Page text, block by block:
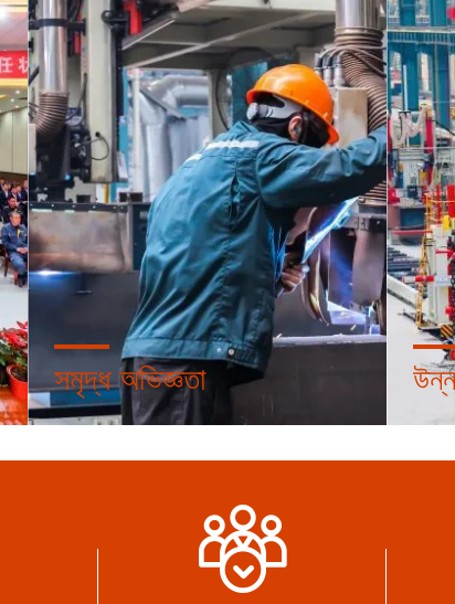
সমৃদ্ধ অভিজ্ঞতা
বিধিবিধান সম্পূর্ণরূপে মেনে চলা ইস্পাত কাঠামোর পণ্য